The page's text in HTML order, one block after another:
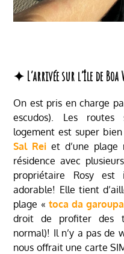
✦ L’arrivée sur l’île de Boa
On est pris en charge
escudos). Les
logement est super
Sal Rei et d’une plage
résidence avec
propriétaire Rosy est
adorable! Elle tient
plage « toca da garoupa
droit de profiter des
normal)! Il n’y a pas de
nous offrait une carte